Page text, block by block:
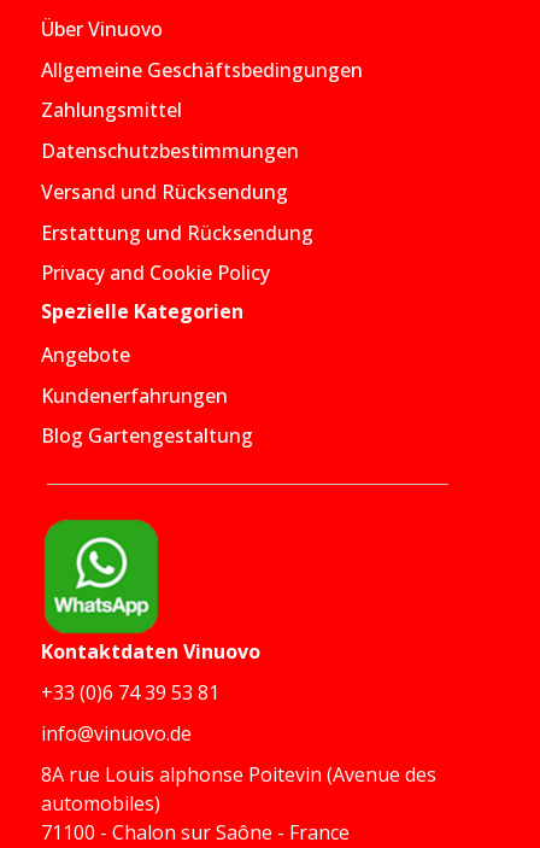
Über Vinuovo
Allgemeine Geschäftsbedingungen
Zahlungsmittel
Datenschutzbestimmungen
Versand und Rücksendung
Erstattung und Rücksendung
Privacy and Cookie Policy
Spezielle Kategorien
Angebote
Kundenerfahrungen
Blog Gartengestaltung
Kontaktdaten Vinuovo
+33 (0)6 74 39 53 81
info@vinuovo.de
8A rue Louis alphonse Poitevin (Avenue des
automobiles)
71100 - Chalon sur Saône - France